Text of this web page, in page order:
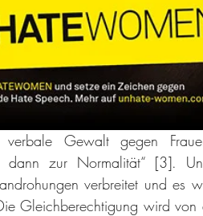
Gewalt gegen
dann zur Normalität“ [3].
verbreitet und es
Gleichberechtigung wird von